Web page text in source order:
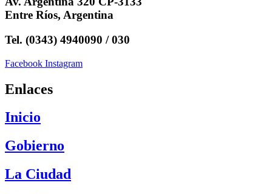
Entre Ríos, Argentina
Tel. (0343) 4940090 / 030
Facebook Instagram
Enlaces
Inicio
Gobierno
La Ciudad